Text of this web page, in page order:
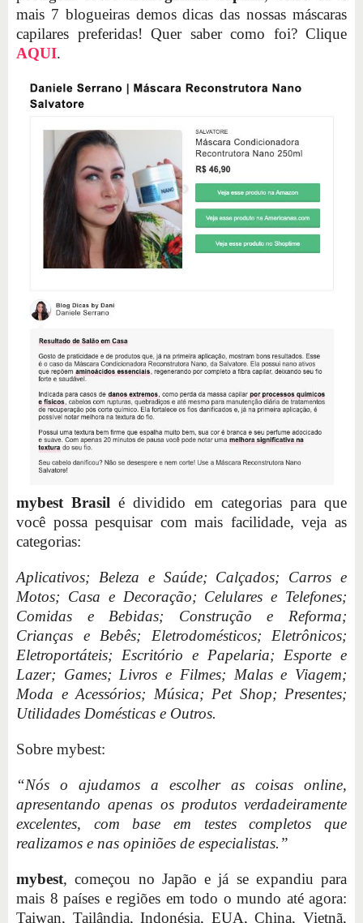
mais 7 blogueiras demos dicas das nossas máscaras
capilares preferidas! Quer saber como foi? Clique
AQUI.
mybest Brasil é dividido em categorias para que
você possa pesquisar com mais facilidade, veja as
categorias:
Aplicativos; Beleza e Saúde; Calçados; Carros e
Motos; Casa e Decoração; Celulares e Telefones;
Comidas e Bebidas; Construção e Reforma;
Crianças e Bebês; Eletrodomésticos; Eletrônicos;
Eletroportáteis; Escritório e Papelaria; Esporte e
Lazer; Games; Livros e Filmes; Malas e Viagem;
Moda e Acessórios; Música; Pet Shop; Presentes;
Utilidades Domésticas e Outros.
Sobre mybest:
“Nós o ajudamos a escolher as coisas online,
apresentando apenas os produtos verdadeiramente
excelentes, com base em testes completos que
realizamos e nas opiniões de especialistas.”
mybest, começou no Japão e já se expandiu para
mais 8 países e regiões em todo o mundo até agora:
Taiwan, Tailândia, Indonésia, EUA, China, Vietnã,